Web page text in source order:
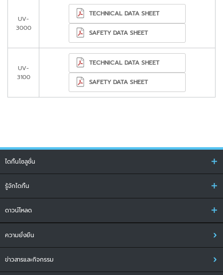
UV-
3000
TECHNICAL DATA SHEET
SAFETY DATA SHEET
UV-
3100
TECHNICAL DATA SHEET
SAFETY DATA SHEET
ไดกิ้นโซลูชั่น
รู้จักไดกิ้น
ดาวน์โหลด
ความยั่งยืน
ข่าวสารและกิจกรรม